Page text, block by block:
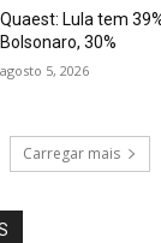
Quaest: Lula tem
Bolsonaro, 30%
agosto 5, 2026
Carregar mais